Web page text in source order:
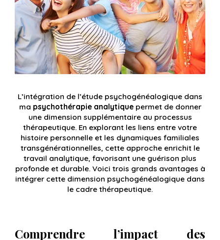
L’intégration de l’étude psychogénéalogique dans
ma psychothérapie analytiquepermet de donner
une dimension supplémentaire au processus
thérapeutique. En explorant les liens entre votre
histoire personnelle et les dynamiques familiales
transgénérationnelles, cette approche enrichit le
travail analytique, favorisant une guérison plus
profonde et durable. Voici trois grands avantages à
intégrer cette dimension psychogénéalogique dans
le cadre thérapeutique.
Comprendre l’impact des